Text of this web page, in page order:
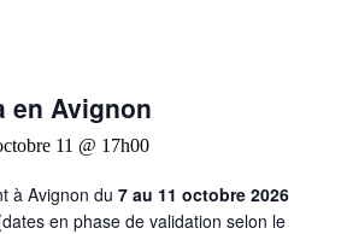
en Avignon
11 @ 17h00
à Avignon du 7 au 11 octobre 2026
en phase de validation selon le